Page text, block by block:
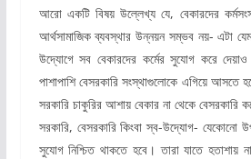
আরো একটি বিষয় উল্লেখ্য যে, বেকারদের
আর্থসামাজিক ব্যবস্থার উন্নয়ন সম্ভব নয়- এটা
উদ্যোগে সব বেকারদের কর্মের সুযোগ করে
পাশাপাশি বেসরকারি সংস্থাগুলোকে এগিয়ে আসতে
সরকারি চাকুরির আশায় বেকার না থেকে বেসরকারি
সরকারি, বেসরকারি কিংবা স্ব-উদ্যোগ- যেকোনো
সুযোগ নিশ্চিত থাকতে হবে। তারা যাতে হতাশায়